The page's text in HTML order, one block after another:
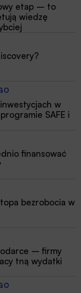
etap – to
wiedzę
w
SAFE i
finansować
bezrobocia w
– firmy
tną wydatki